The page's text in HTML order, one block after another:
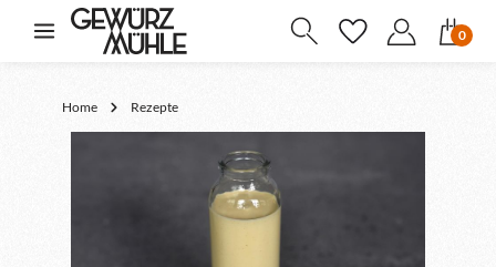
springen
0
Home Rezepte